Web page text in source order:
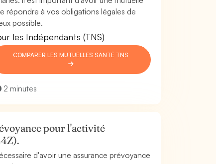
répondre à vos obligations légales de
possible.
les Indépendants (TNS)
COMPARER LES MUTUELLES SANTÉ TNS
2 minutes
pour l'activité
d'avoir une assurance prévoyance